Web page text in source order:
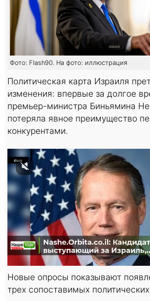
Фото: Flash90. На фото: иллюстрация
Политическая карта Израиля
изменения: впервые за долгое
премьер-министра Биньямина
потеряла явное преимущество
конкурентами.
Новые опросы показывают
трех сопоставимых